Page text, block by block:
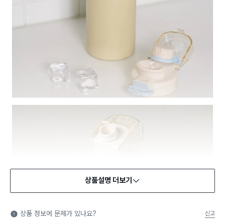
식품용 기구: 식품위생법에서 정한 규격에 따라 제조되어 식품 또
는 식품첨가물에 사용할 수 있는 식품용기구라는 표시입니다.
상품설명 더보기
상품 정보에 문제가 있나요? 신고